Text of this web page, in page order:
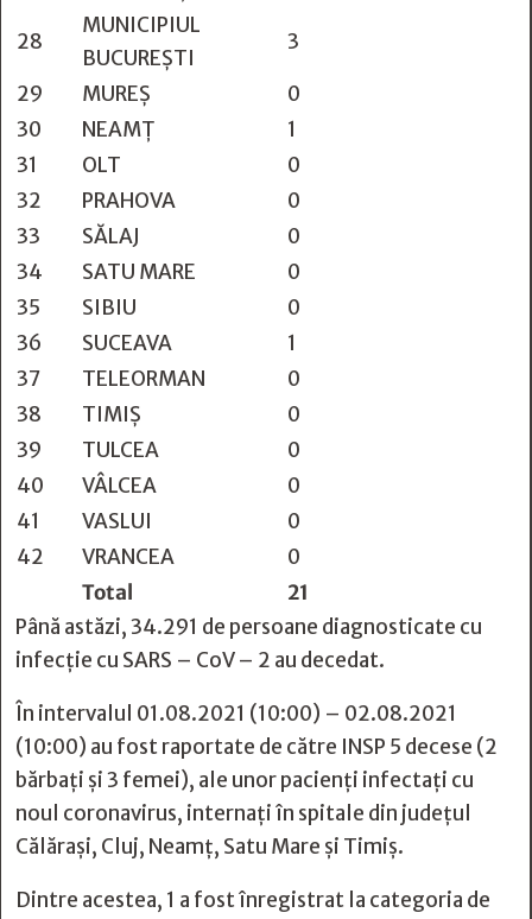
28
MUNICIPIUL
BUCUREŞTI
3
29
MUREŞ
0
30
NEAMŢ
1
31
OLT
0
32
PRAHOVA
0
33
SĂLAJ
0
34
SATU MARE
0
35
SIBIU
0
36
SUCEAVA
1
37
TELEORMAN
0
38
TIMIŞ
0
39
TULCEA
0
40
VÂLCEA
0
41
VASLUI
0
42
VRANCEA
0
Total
21
Până astăzi, 34.291 de persoane diagnosticate cu
infecție cu SARS – CoV – 2 au decedat.
În intervalul 01.08.2021 (10:00) – 02.08.2021
(10:00) au fost raportate de către INSP 5 decese (2
bărbați și 3 femei), ale unor pacienți infectați cu
noul coronavirus, internați în spitale din județul
Călărași, Cluj, Neamț, Satu Mare și Timiș.
Dintre acestea, 1 a fost înregistrat la categoria de